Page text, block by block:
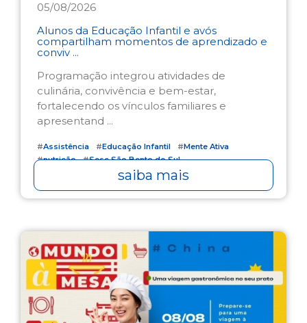
05/08/2026
Alunos da Educação Infantil e avós
compartilham momentos de aprendizado e
conviv ...
Programação integrou atividades de
culinária, convivência e bem-estar,
fortalecendo os vínculos familiares e
apresentand ...
#Assistência #Educação Infantil #Mente Ativa
#nutrição #Sesc São Bento do Sul
saiba mais